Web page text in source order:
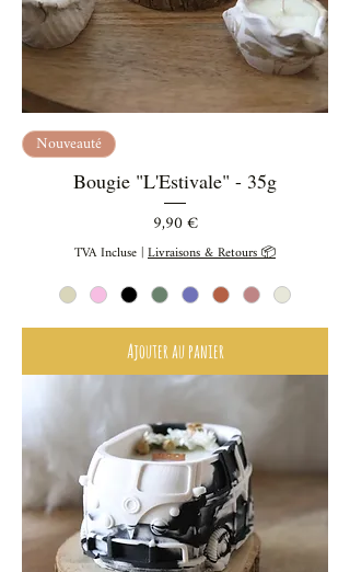
Nouveauté
Bougie "L'Estivale" - 35g
Prix
9,90 €
TVA Incluse|Livraisons & Retours 📦
Ajouter au panier